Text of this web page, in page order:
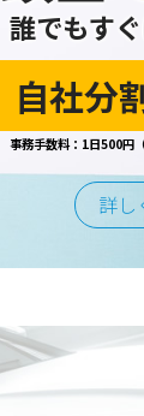
誰でもす
自社分
事務手数料：1日500円
詳し